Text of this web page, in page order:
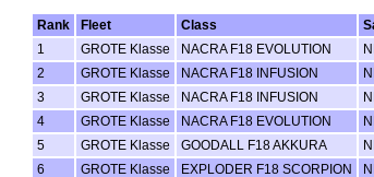
Rank
Fleet Class
1
GROTE Klasse NACRA F18 EVOLUTION
2
GROTE Klasse NACRA F18 INFUSION
3
GROTE Klasse NACRA F18 INFUSION
4
GROTE Klasse NACRA F18 EVOLUTION
5
GROTE Klasse GOODALL F18 AKKURA
6
GROTE Klasse EXPLODER F18 SCORPION